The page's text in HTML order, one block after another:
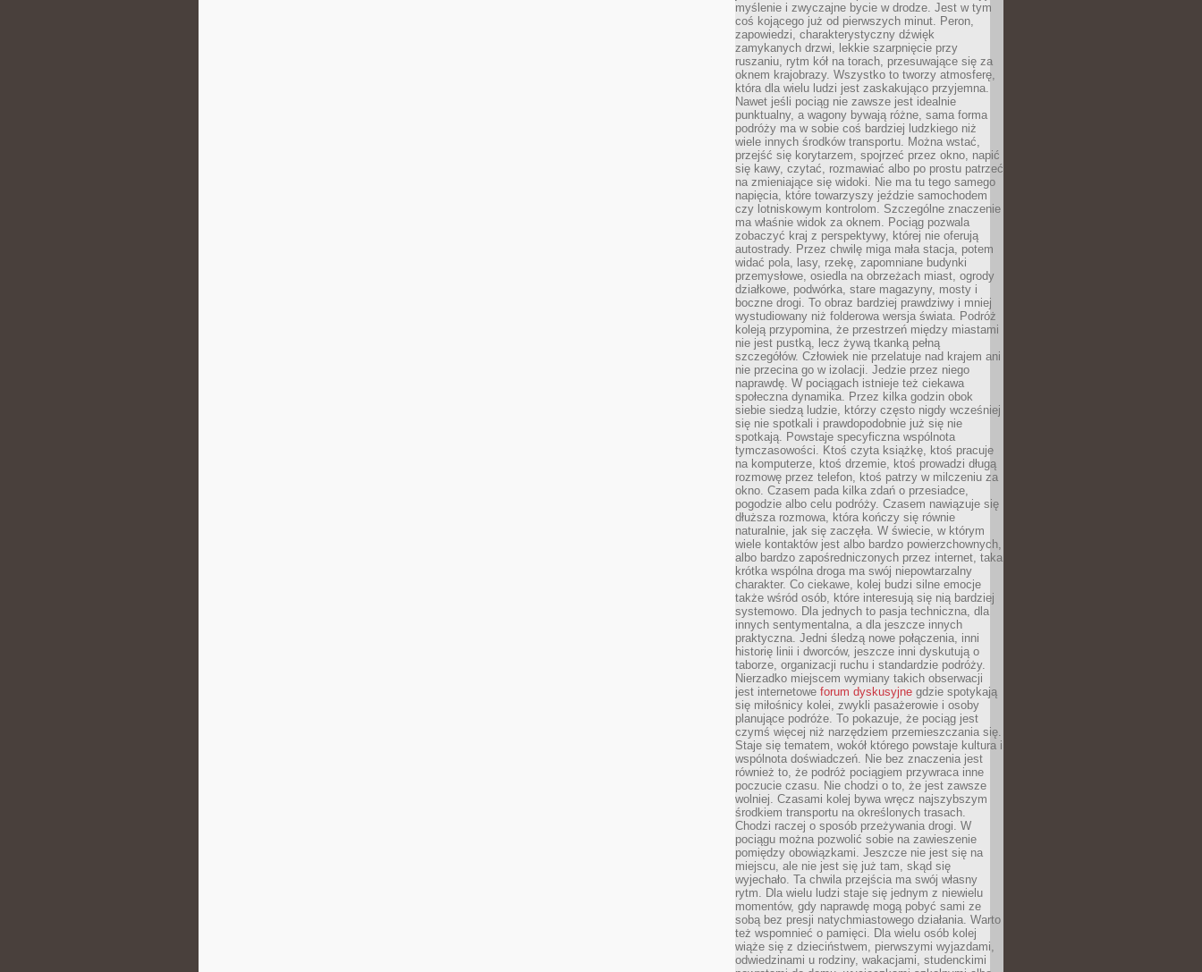
myślenie i zwyczajne bycie w drodze. Jest w tym
coś kojącego już od pierwszych minut. Peron,
zapowiedzi, charakterystyczny dźwięk
zamykanych drzwi, lekkie szarpnięcie przy
ruszaniu, rytm kół na torach, przesuwające się za
oknem krajobrazy. Wszystko to tworzy atmosferę,
która dla wielu ludzi jest zaskakująco przyjemna.
Nawet jeśli pociąg nie zawsze jest idealnie
punktualny, a wagony bywają różne, sama forma
podróży ma w sobie coś bardziej ludzkiego niż
wiele innych środków transportu. Można wstać,
przejść się korytarzem, spojrzeć przez okno, napić
się kawy, czytać, rozmawiać albo po prostu patrzeć
na zmieniające się widoki. Nie ma tu tego samego
napięcia, które towarzyszy jeździe samochodem
czy lotniskowym kontrolom. Szczególne znaczenie
ma właśnie widok za oknem. Pociąg pozwala
zobaczyć kraj z perspektywy, której nie oferują
autostrady. Przez chwilę miga mała stacja, potem
widać pola, lasy, rzekę, zapomniane budynki
przemysłowe, osiedla na obrzeżach miast, ogrody
działkowe, podwórka, stare magazyny, mosty i
boczne drogi. To obraz bardziej prawdziwy i mniej
wystudiowany niż folderowa wersja świata. Podróż
koleją przypomina, że przestrzeń między miastami
nie jest pustką, lecz żywą tkanką pełną
szczegółów. Człowiek nie przelatuje nad krajem ani
nie przecina go w izolacji. Jedzie przez niego
naprawdę. W pociągach istnieje też ciekawa
społeczna dynamika. Przez kilka godzin obok
siebie siedzą ludzie, którzy często nigdy wcześniej
się nie spotkali i prawdopodobnie już się nie
spotkają. Powstaje specyficzna wspólnota
tymczasowości. Ktoś czyta książkę, ktoś pracuje
na komputerze, ktoś drzemie, ktoś prowadzi długą
rozmowę przez telefon, ktoś patrzy w milczeniu za
okno. Czasem pada kilka zdań o przesiadce,
pogodzie albo celu podróży. Czasem nawiązuje się
dłuższa rozmowa, która kończy się równie
naturalnie, jak się zaczęła. W świecie, w którym
wiele kontaktów jest albo bardzo powierzchownych,
albo bardzo zapośredniczonych przez internet, taka
krótka wspólna droga ma swój niepowtarzalny
charakter. Co ciekawe, kolej budzi silne emocje
także wśród osób, które interesują się nią bardziej
systemowo. Dla jednych to pasja techniczna, dla
innych sentymentalna, a dla jeszcze innych
praktyczna. Jedni śledzą nowe połączenia, inni
historię linii i dworców, jeszcze inni dyskutują o
taborze, organizacji ruchu i standardzie podróży.
Nierzadko miejscem wymiany takich obserwacji
jest internetowe forum dyskusyjne gdzie spotykają
się miłośnicy kolei, zwykli pasażerowie i osoby
planujące podróże. To pokazuje, że pociąg jest
czymś więcej niż narzędziem przemieszczania się.
Staje się tematem, wokół którego powstaje kultura i
wspólnota doświadczeń. Nie bez znaczenia jest
również to, że podróż pociągiem przywraca inne
poczucie czasu. Nie chodzi o to, że jest zawsze
wolniej. Czasami kolej bywa wręcz najszybszym
środkiem transportu na określonych trasach.
Chodzi raczej o sposób przeżywania drogi. W
pociągu można pozwolić sobie na zawieszenie
pomiędzy obowiązkami. Jeszcze nie jest się na
miejscu, ale nie jest się już tam, skąd się
wyjechało. Ta chwila przejścia ma swój własny
rytm. Dla wielu ludzi staje się jednym z niewielu
momentów, gdy naprawdę mogą pobyć sami ze
sobą bez presji natychmiastowego działania. Warto
też wspomnieć o pamięci. Dla wielu osób kolej
wiąże się z dzieciństwem, pierwszymi wyjazdami,
odwiedzinami u rodziny, wakacjami, studenckimi